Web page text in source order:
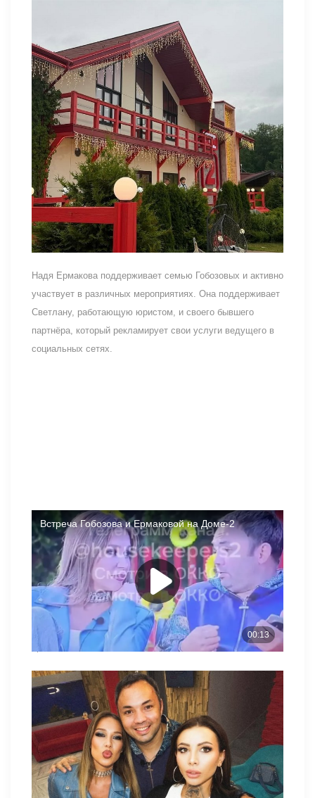
Надя Ермакова поддерживает семью Гобозовых и активно
участвует в различных мероприятиях. Она поддерживает
Светлану, работающую юристом, и своего бывшего
партнёра, который рекламирует свои услуги ведущего в
социальных сетях.
Надя стала активным участником проекта в последнее
время. У неё появился фаворит в конкурсе — Влад
Попович. Она также поддерживает Клаву Безверхову. Кто
из парней наберёт больше баллов, станет известно из
эфиров 25.06.2026. Создателям шоу трудно расставаться
с популярными персонажами или они предпочитают
выбирать участников из старого состава для новых
проектов?